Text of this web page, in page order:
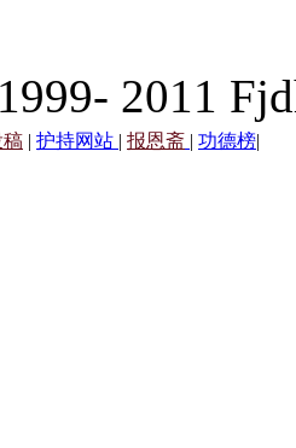
2011
稿 | 护持网站 | 报恩斋 | 功德榜|